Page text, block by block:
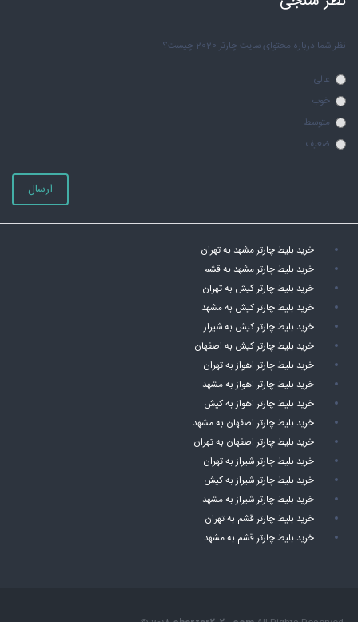
نظر شما درباره محتوای سایت چارتر 2020 چیست؟
عالی
خوب
متوسط
ضعیف
ارسال
خرید بلیط چارتر مشهد به تهران
خرید بلیط چارتر مشهد به قشم
خرید بلیط چارتر کیش به تهران
خرید بلیط چارتر کیش به مشهد
خرید بلیط چارتر کیش به شیراز
خرید بلیط چارتر کیش به اصفهان
خرید بلیط چارتر اهواز به تهران
خرید بلیط چارتر اهواز به مشهد
خرید بلیط چارتر اهواز به کیش
خرید بلیط چارتر اصفهان به مشهد
خرید بلیط چارتر اصفهان به تهران
خرید بلیط چارتر شیراز به تهران
خرید بلیط چارتر شیراز به کیش
خرید بلیط چارتر شیراز به مشهد
خرید بلیط چارتر قشم به تهران
خرید بلیط چارتر قشم به مشهد